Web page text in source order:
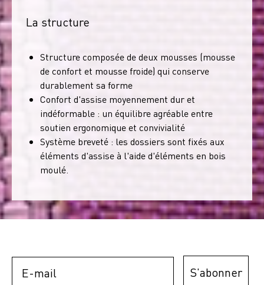
La structure
Structure composée de deux mousses (mousse
de confort et mousse froide) qui conserve
durablement sa forme
Confort d'assise moyennement dur et
indéformable : un équilibre agréable entre
soutien ergonomique et convivialité
Système breveté : les dossiers sont fixés aux
éléments d'assise à l'aide d'éléments en bois
moulé.
S'abonner